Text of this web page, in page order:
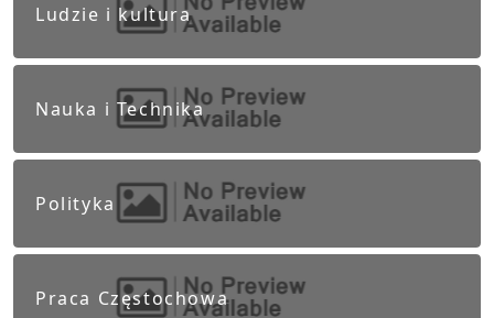
Ludzie i kultura
Nauka i Technika
Polityka
Praca Częstochowa